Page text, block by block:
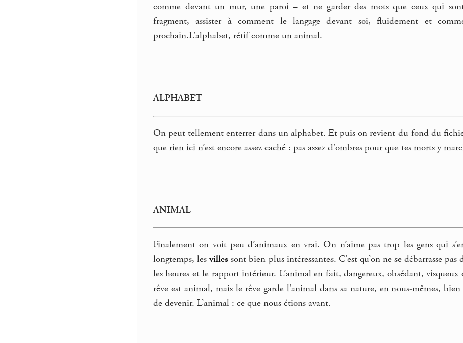
comme devant un mur, une paroi – et ne garder des mots que ceux qui sont
fragment, assister à comment le langage devant soi, fluidement et
prochain.L’alphabet, rétif comme un animal.
ALPHABET
On peut tellement enterrer dans un alphabet. Et puis on revient du fond du
que rien ici n’est encore assez caché : pas assez d’ombres pour que tes morts y
ANIMAL
Finalement on voit peu d’animaux en vrai. On n’aime pas trop les gens qui
longtemps, lesvilles sont bien plus intéressantes. C’est qu’on ne se débarrasse
les heures et le rapport intérieur. L’animal en fait, dangereux, obsédant,
rêve est animal, mais le rêve garde l’animal dans sa nature, en nous-mêmes,
de devenir. L’animal : ce que nous étions avant.